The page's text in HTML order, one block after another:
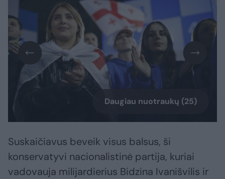
Daugiau nuotraukų (25)
Suskaičiavus beveik visus balsus, ši
konservatyvi nacionalistinė partija, kuriai
vadovauja milijardierius Bidzina Ivanišvilis ir